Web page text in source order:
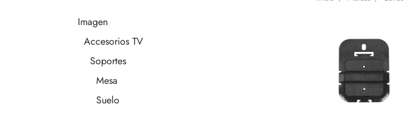
Imagen
Accesorios TV
Soportes
Mesa
Suelo